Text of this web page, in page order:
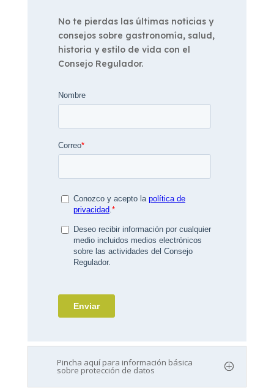
No te pierdas las últimas noticias y
consejos sobre gastronomía, salud,
historia y estilo de vida con el
Consejo Regulador.
Pincha aquí para información básica
sobre protección de datos